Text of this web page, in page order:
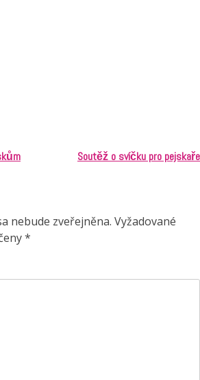
Soutěž o svíčku pro pejskaře
nebude zveřejněna. Vyžadované
*